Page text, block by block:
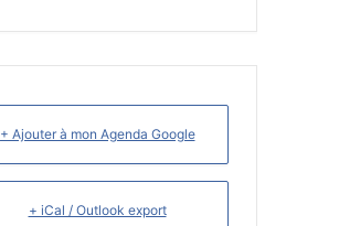
+ Ajouter à mon Agenda Google
+ iCal / Outlook export